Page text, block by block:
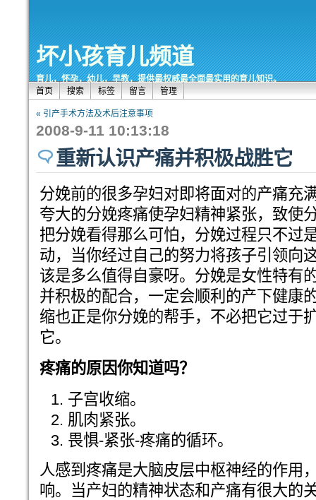
坏小孩育儿频道
育儿，怀孕，幼儿，早教，提供最权威最全面最实用的育儿知识。
首页
搜索 标签 留言 管理
« 引产手术方法及术后注意事项
2008-9-11 10:13:18
重新认识产痛并积极战胜它
分娩前的很多孕妇对即将面对的产痛充
夸大的分娩疼痛使孕妇精神紧张，致使
把分娩看得那么可怕，分娩过程只不过
动，当你经过自己的努力将孩子引领向
该是多么值得自豪呀。分娩是女性特有
并积极的配合，一定会顺利的产下健康
缩也正是你分娩的帮手，不必把它过于
它。
疼痛的原因你知道吗？
子宫收缩。
肌肉紧张。
畏惧-紧张-疼痛的循环。
人感到疼痛是大脑皮层中枢神经的作用
响。当产妇的精神状态和产痛有很大的